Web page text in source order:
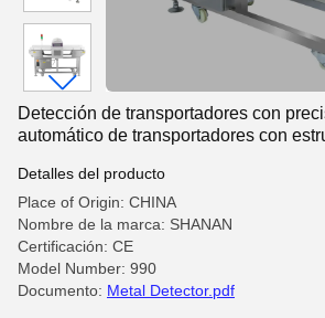
Detección de transportadores con
automático de transportadores con
Detalles del producto
Place of Origin: CHINA
Nombre de la marca: SHANAN
Certificación: CE
Model Number: 990
Documento: Metal Detector.pdf